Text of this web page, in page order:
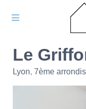
Le
Lyon, 7ème